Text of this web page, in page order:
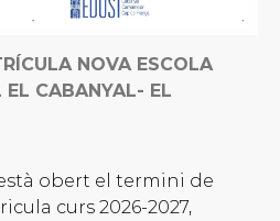
NOVA ESCOLA
CABANYAL- EL
obert el termini de
curs 2026-2027,